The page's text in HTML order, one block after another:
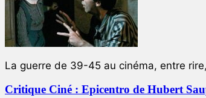
La guerre de 39-45 au cinéma, entre
Critique Ciné : Epicentro de Hubert